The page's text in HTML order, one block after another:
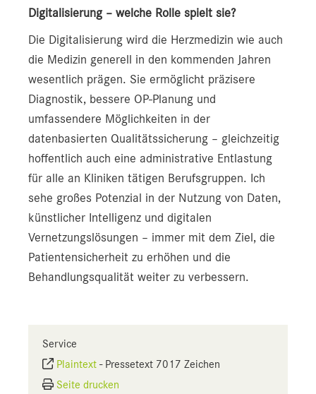
Digitalisierung – welche Rolle spielt sie?
Die Digitalisierung wird die Herzmedizin wie auch
die Medizin generell in den kommenden Jahren
wesentlich prägen. Sie ermöglicht präzisere
Diagnostik, bessere OP-Planung und
umfassendere Möglichkeiten in der
datenbasierten Qualitätssicherung – gleichzeitig
hoffentlich auch eine administrative Entlastung
für alle an Kliniken tätigen Berufsgruppen. Ich
sehe großes Potenzial in der Nutzung von Daten,
künstlicher Intelligenz und digitalen
Vernetzungslösungen – immer mit dem Ziel, die
Patientensicherheit zu erhöhen und die
Behandlungsqualität weiter zu verbessern.
Service
Plaintext - Pressetext 7017 Zeichen
Seite drucken